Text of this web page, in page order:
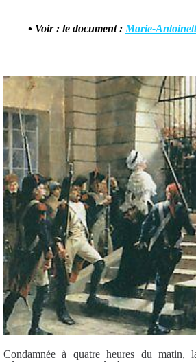
• Voir : le document : Marie-
Condamnée à quatre heures du matin,